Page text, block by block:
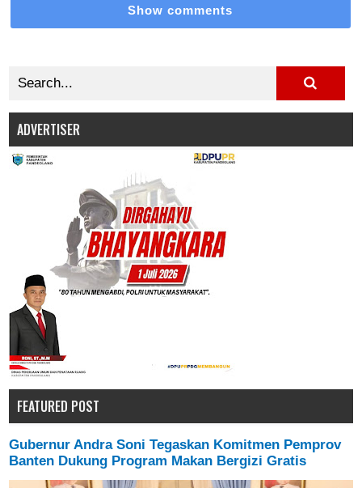
Show comments
ADVERTISER
FEATURED POST
Gubernur Andra Soni Tegaskan Komitmen Pemprov
Banten Dukung Program Makan Bergizi Gratis